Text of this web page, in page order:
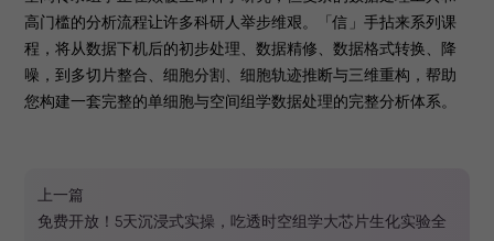
高门槛的分析流程让许多科研人举步维艰。「信」手拈来系列课
程，将从数据下机后的初步处理、数据精修、数据格式转换、降
噪，到多切片整合、细胞分割、细胞轨迹推断与三维重构，帮助
您构建一套完整的单细胞与空间组学数据处理的完整分析体系。
上一篇
免费开放！5天沉浸式实操，吃透时空组学大芯片生化实验全